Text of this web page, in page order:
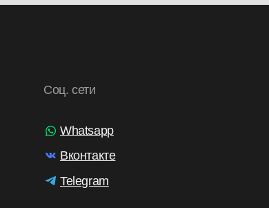
Telegram
Вконтакте
Whatsapp
Соц. сети